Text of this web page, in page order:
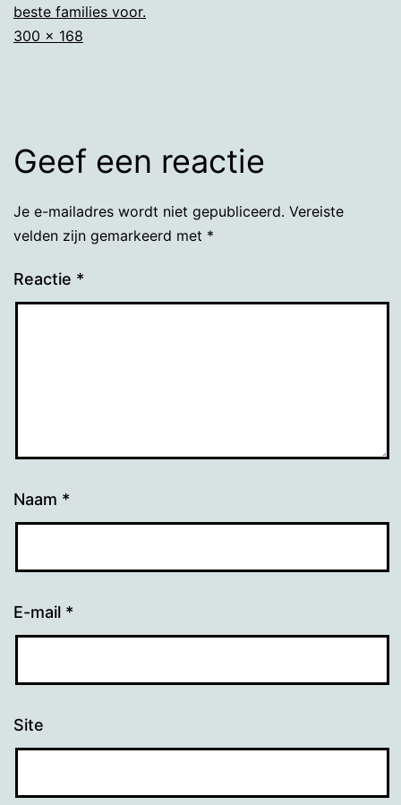
beste families voor.
Volledige
300 × 168
Geef een reactie
Je e-mailadres wordt niet gepubliceerd. Vereiste
velden zijn gemarkeerd met *
Reactie *
Naam *
E-mail *
Site